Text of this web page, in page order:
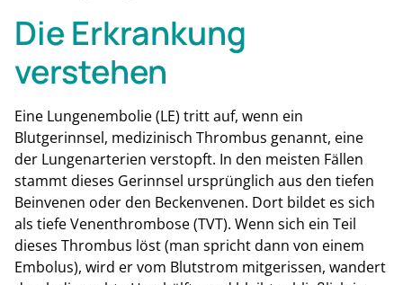
Die Erkrankung
verstehen
Eine Lungenembolie (LE) tritt auf, wenn ein
Blutgerinnsel, medizinisch Thrombus genannt, eine
der Lungenarterien verstopft. In den meisten Fällen
stammt dieses Gerinnsel ursprünglich aus den tiefen
Beinvenen oder den Beckenvenen. Dort bildet es sich
als tiefe Venenthrombose (TVT). Wenn sich ein Teil
dieses Thrombus löst (man spricht dann von einem
Embolus), wird er vom Blutstrom mitgerissen, wandert